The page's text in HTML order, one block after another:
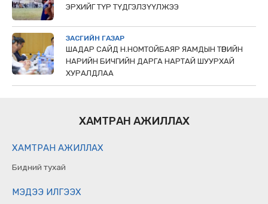
ЭРХИЙГ ТҮР ТҮДГЭЛЗҮҮЛЖЭЭ
ЗАСГИЙН ГАЗАР
ШАДАР САЙД Н.НОМТОЙБАЯР ЯАМДЫН ТӨРИЙН
НАРИЙН БИЧГИЙН ДАРГА НАРТАЙ ШУУРХАЙ
ХУРАЛДЛАА
ХАМТРАН АЖИЛЛАХ
ХАМТРАН АЖИЛЛАХ
Бидний тухай
МЭДЭЭ ИЛГЭЭХ